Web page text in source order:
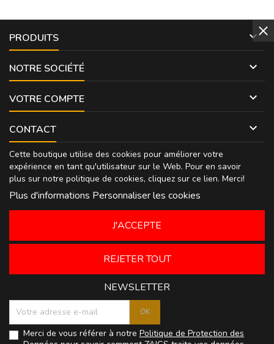
PRODUITS 
NOTRE SOCIÉTÉ 
VOTRE COMPTE 
CONTACT 
Cette boutique utilise des cookies pour améliorer votre
expérience en tant qu'utilisateur sur le Web. Pour en savoir
plus sur notre politique de cookies, cliquez sur ce lien. Merci!
Plus d'informations Personnaliser les cookies
REJETER TOUT
J'ACCEPTE
NEWSLETTER
Merci de vous référer à notre Politique de Protection des